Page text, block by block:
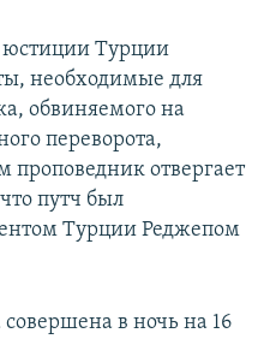
юстиции Турции
необходимые для
обвиняемого на
переворота,
проповедник отвергает
путч был
Турции Реджепом
в ночь на 16